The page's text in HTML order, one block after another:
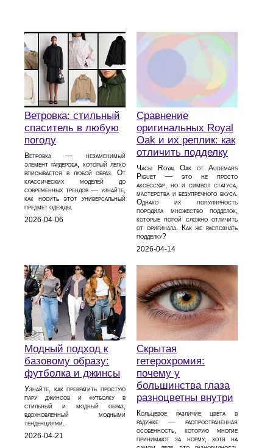
Ветровка: стильный
спаситель в любую
погоду
Ветровка — незаменимый
элемент гардероба, который легко
вписывается в любой образ. От
классических моделей до
современных трендов — узнайте,
как носить этот универсальный
предмет одежды.
2026-04-06
Сравнение
оригинальных Royal
Oak и их реплик: как
отличить подделку
Часы Royal Oak от Audemars
Piguet — это не просто
аксессуар, но и символ статуса,
мастерства и безупречного вкуса.
Однако их популярность
породила множество подделок,
которые порой сложно отличить
от оригинала. Как же распознать
подделку?
2026-04-14
Модный подход к
базовому образу:
футболка и джинсы
Узнайте, как превратить простую
пару джинсов и футболку в
стильный и модный образ,
вдохновленный модными
тенденциями.
2026-04-21
Скрытая
гетерохромия:
почему у
большинства глаза
разноцветны внутри
Кольцевое различие цвета в
радужке — распространенная
особенность, которую многие
принимают за норму, хотя на